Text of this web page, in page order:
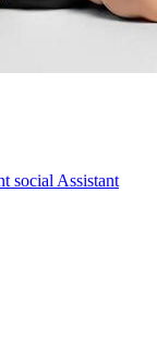
social Assistant